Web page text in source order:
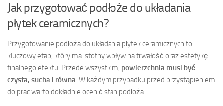
Jak przygotować podłoże do układania
płytek ceramicznych?
Przygotowanie podłoża do układania płytek ceramicznych to
kluczowy etap, który ma istotny wpływ na trwałość oraz estetykę
finalnego efektu. Przede wszystkim, powierzchnia musi być
czysta, sucha i równa. W każdym przypadku przed przystąpieniem
do prac warto dokładnie ocenić stan podłoża.